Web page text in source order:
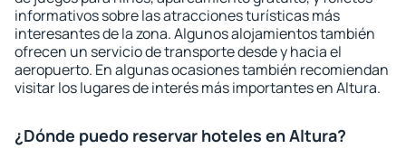
informativos sobre las atracciones turísticas más
interesantes de la zona. Algunos alojamientos también
ofrecen un servicio de transporte desde y hacia el
aeropuerto. En algunas ocasiones también recomiendan
visitar los lugares de interés más importantes en Altura.
¿Dónde puedo reservar hoteles en Altura?